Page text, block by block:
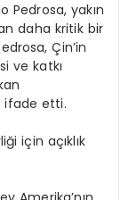
Pedrosa, yakın
daha kritik bir
Çin’in
ve katkı
ifade etti.
için açıklık